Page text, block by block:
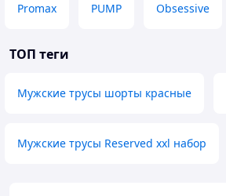
Promax PUMP Obsessive
ТОП теги
Мужские трусы шорты красные
Мужские трусы Reserved xxl набор